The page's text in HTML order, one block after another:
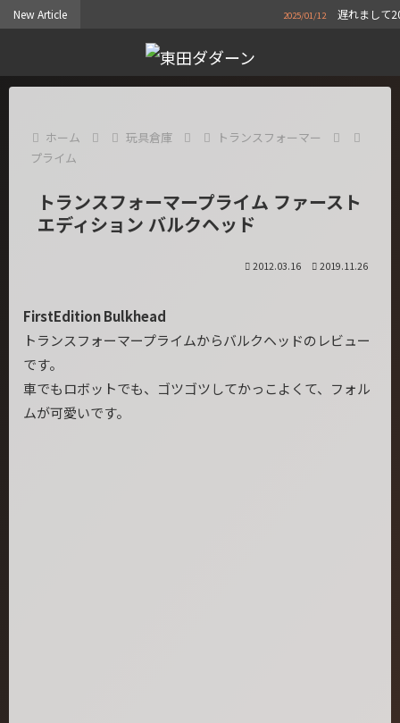
New Article 2025/01/12 遅れまして2025年も
ホーム 玩具倉庫
トランスフォーマー
プライム
トランスフォーマープライム ファースト
エディション バルクヘッド
2012.03.16 2019.11.26
FirstEdition Bulkhead
トランスフォーマープライムからバルクヘッドのレビュー
です。
車でもロボットでも、ゴツゴツしてかっこよくて、フォル
ムが可愛いです。